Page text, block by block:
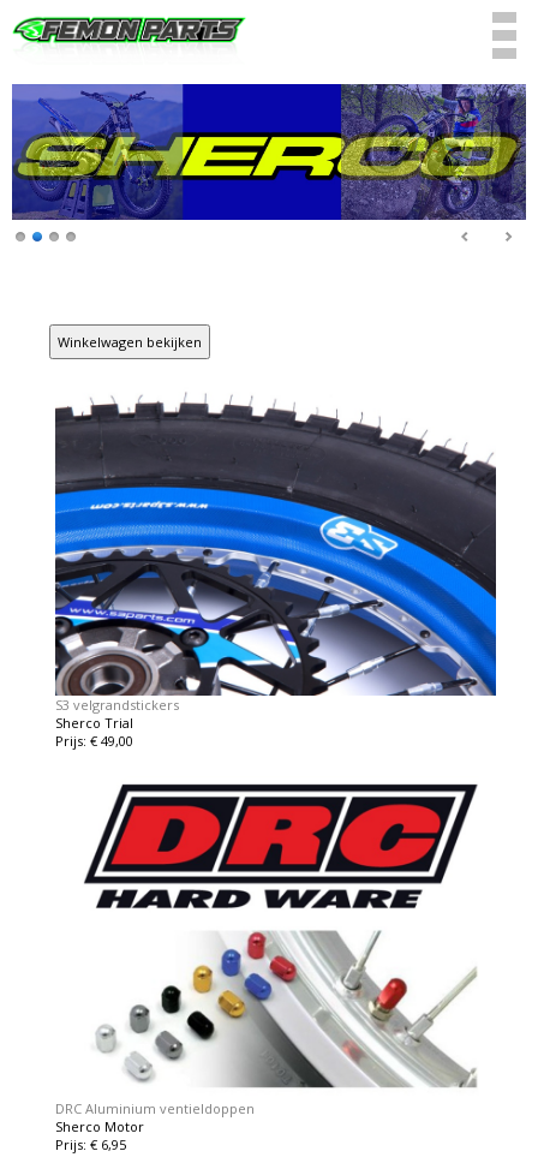
S3 velgrandstickers
Sherco Trial
Prijs: € 49,00
DRC Aluminium ventieldoppen
Sherco Motor
Prijs: € 6,95